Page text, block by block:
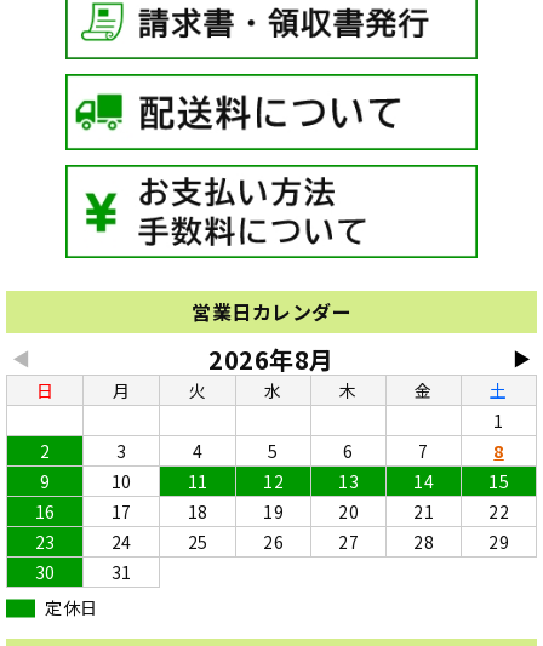
営業日カレンダー
◀ ▶
2026年8月
日 月 火 水 木 金
土
1
2
3 4 5 6 7
8
9
10 11 12 13 14
15
16
17 18 19 20 21
22
23
24 25 26 27 28
29
30
31
定休日